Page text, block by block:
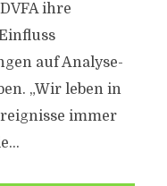
ihre
auf Analyse-
„Wir leben in
immer